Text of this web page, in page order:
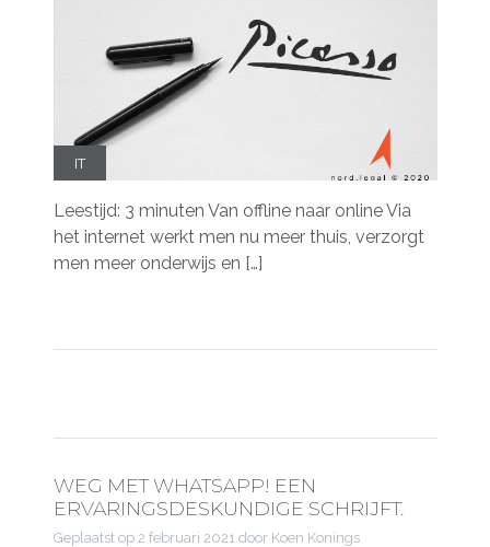
IT
Leestijd: 3 minuten Van offline naar online Via
het internet werkt men nu meer thuis, verzorgt
men meer onderwijs en […]
WEG MET WHATSAPP! EEN
ERVARINGSDESKUNDIGE SCHRIJFT.
Geplaatst op 2 februari 2021 door Koen Konings